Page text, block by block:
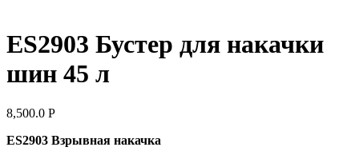
ES2903 Бустер для накачки
шин 45 л
8,500.0 Р
ES2903 Взрывная накачка